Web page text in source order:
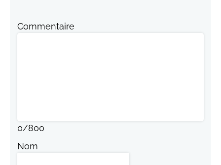
Commentaire
0/800
Nom